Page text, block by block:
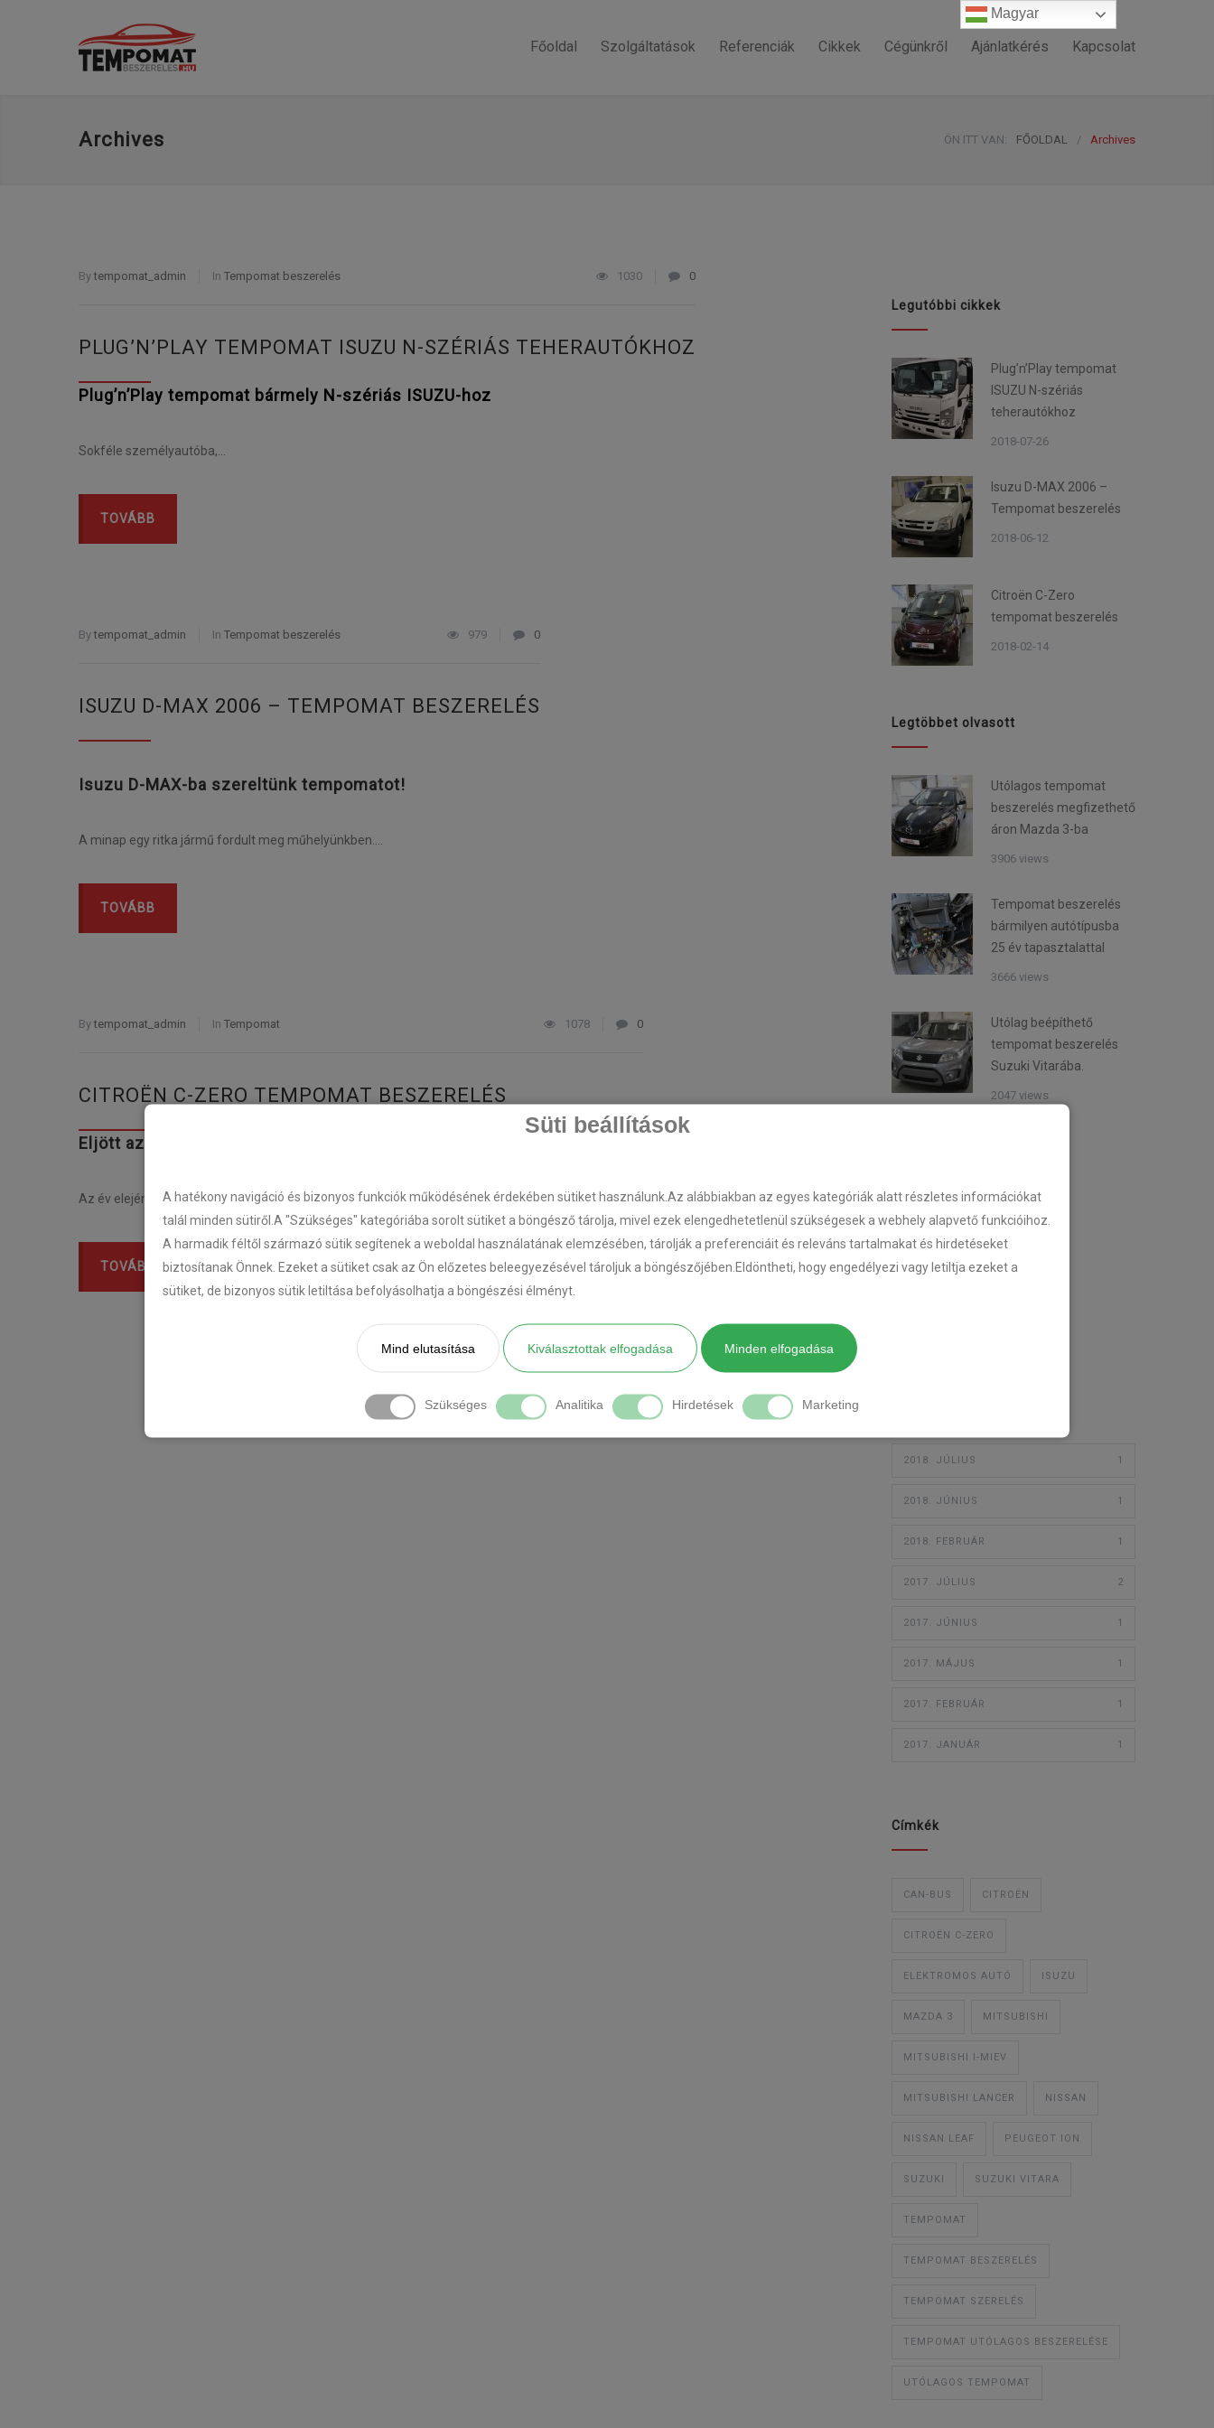
Süti beállítások
A hatékony navigáció és bizonyos funkciók működésének érdekében sütiket használunk.Az alábbiakban az egyes kategóriák alatt részletes információkat
talál minden sütiről.A "Szükséges" kategóriába sorolt sütiket a böngésző tárolja, mivel ezek elengedhetetlenül szükségesek a webhely alapvető funkcióihoz.
A harmadik féltől származó sütik segítenek a weboldal használatának elemzésében, tárolják a preferenciáit és releváns tartalmakat és hirdetéseket
biztosítanak Önnek. Ezeket a sütiket csak az Ön előzetes beleegyezésével tároljuk a böngészőjében.Eldöntheti, hogy engedélyezi vagy letiltja ezeket a
sütiket, de bizonyos sütik letiltása befolyásolhatja a böngészési élményt.
Mind elutasítása Kiválasztottak elfogadása Minden elfogadása
Szükséges Analitika Hirdetések Marketing
Főoldal Szolgáltatások Referenciák Cikkek Cégünkről Ajánlatkérés Kapcsolat
Archives ÖN ITT VAN: FŐOLDAL / Archives
Bytempomat_admin In Tempomat beszerelés 1030 0
PLUG’N’PLAY TEMPOMAT ISUZU N-SZÉRIÁS TEHERAUTÓKHOZ
Plug’n’Play tempomat bármely N-szériás ISUZU-hoz
Sokféle személyautóba,…
TOVÁBB
Bytempomat_admin In Tempomat beszerelés 979 0
ISUZU D-MAX 2006 – TEMPOMAT BESZERELÉS
Isuzu D-MAX-ba szereltünk tempomatot!
A minap egy ritka jármű fordult meg műhelyünkben….
TOVÁBB
Bytempomat_admin In Tempomat 1078 0
CITROËN C-ZERO TEMPOMAT BESZERELÉS
Eljött az elektromos autók ideje! Citroën C-Zero tempomat beszerelés
Az év elején kaptunk…
TOVÁBB
1 2
Legutóbbi cikkek
Plug’n’Play tempomat
ISUZU N-szériás
teherautókhoz
2018-07-26
Isuzu D-MAX 2006 –
Tempomat beszerelés
2018-06-12
Citroën C-Zero
tempomat beszerelés
2018-02-14
Legtöbbet olvasott
Utólagos tempomat
beszerelés megfizethető
áron Mazda 3-ba
3906 views
Tempomat beszerelés
bármilyen autótípusba
25 év tapasztalattal
3666 views
Utólag beépíthető
tempomat beszerelés
Suzuki Vitarába.
2047 views
TEMPOMAT
TEMPOMAT BESZERELÉS
2018. JÚLIUS 1
2018. JÚNIUS 1
2018. FEBRUÁR 1
2017. JÚLIUS 2
2017. JÚNIUS 1
2017. MÁJUS 1
2017. FEBRUÁR 1
2017. JANUÁR 1
Címkék
CAN-BUS CITROËN
CITROËN C-ZERO
ELEKTROMOS AUTÓ ISUZU
MAZDA 3 MITSUBISHI
MITSUBISHI I-MIEV
MITSUBISHI LANCER NISSAN
NISSAN LEAF PEUGEOT ION
SUZUKI SUZUKI VITARA
TEMPOMAT
TEMPOMAT BESZERELÉS
TEMPOMAT SZERELÉS
TEMPOMAT UTÓLAGOS BESZERELÉSE
UTÓLAGOS TEMPOMAT
Magyar